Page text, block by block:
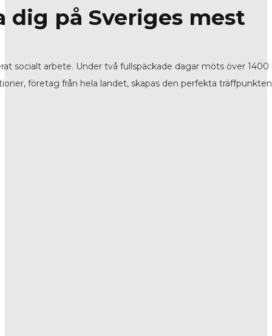
på Sveriges mest
socialt arbete. Under två fullspäckade dagar möts över 1400
företag från hela landet, skapas den perfekta